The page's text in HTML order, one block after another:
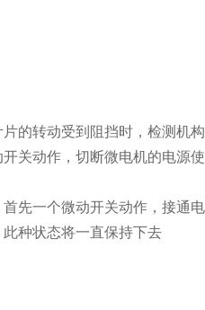
的转动受到阻挡时，检测机
关动作，切断微电机的电源
先一个微动开关动作，接通
种状态将一直保持下去